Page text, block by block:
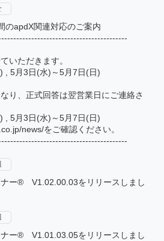
のapdX関連対応のご案内
いただきます。
5月3日(水)～5月7日(日)
り、正式回答は翌営業日にご連絡さ
5月3日(水)～5月7日(日)
news/をご確認ください。
ナー® V1.02.00.03をリリースしまし
ナー® V1.01.03.05をリリースしまし